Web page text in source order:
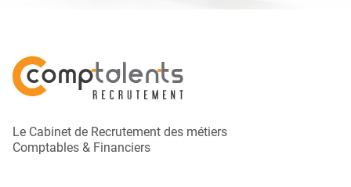
Le Cabinet de Recrutement des métiers
Comptables & Financiers